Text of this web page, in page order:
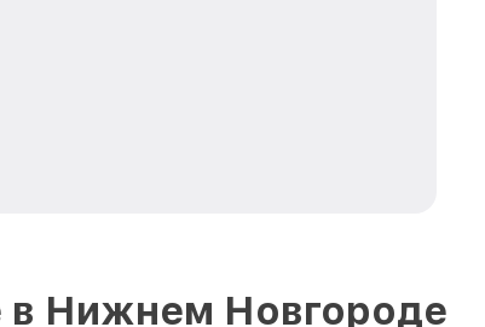
в Нижнем Новгороде